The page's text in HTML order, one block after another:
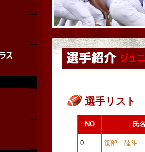
選手リスト
NO 氏
0 笹部 陸斗